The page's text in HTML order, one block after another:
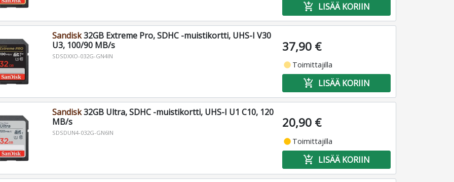
add_shopping_cart LISÄÄ KORIIN
Sandisk32GB Extreme Pro, SDHC -muistikortti, UHS-I V30
U3, 100/90 MB/s
SDSDXXO-032G-GN4IN
37,90 €
fiber_manual_record Toimittajilla
add_shopping_cart LISÄÄ KORIIN
Sandisk32GB Ultra, SDHC -muistikortti, UHS-I U1 C10, 120
MB/s
SDSDUN4-032G-GN6IN
20,90 €
fiber_manual_record Toimittajilla
add_shopping_cart LISÄÄ KORIIN